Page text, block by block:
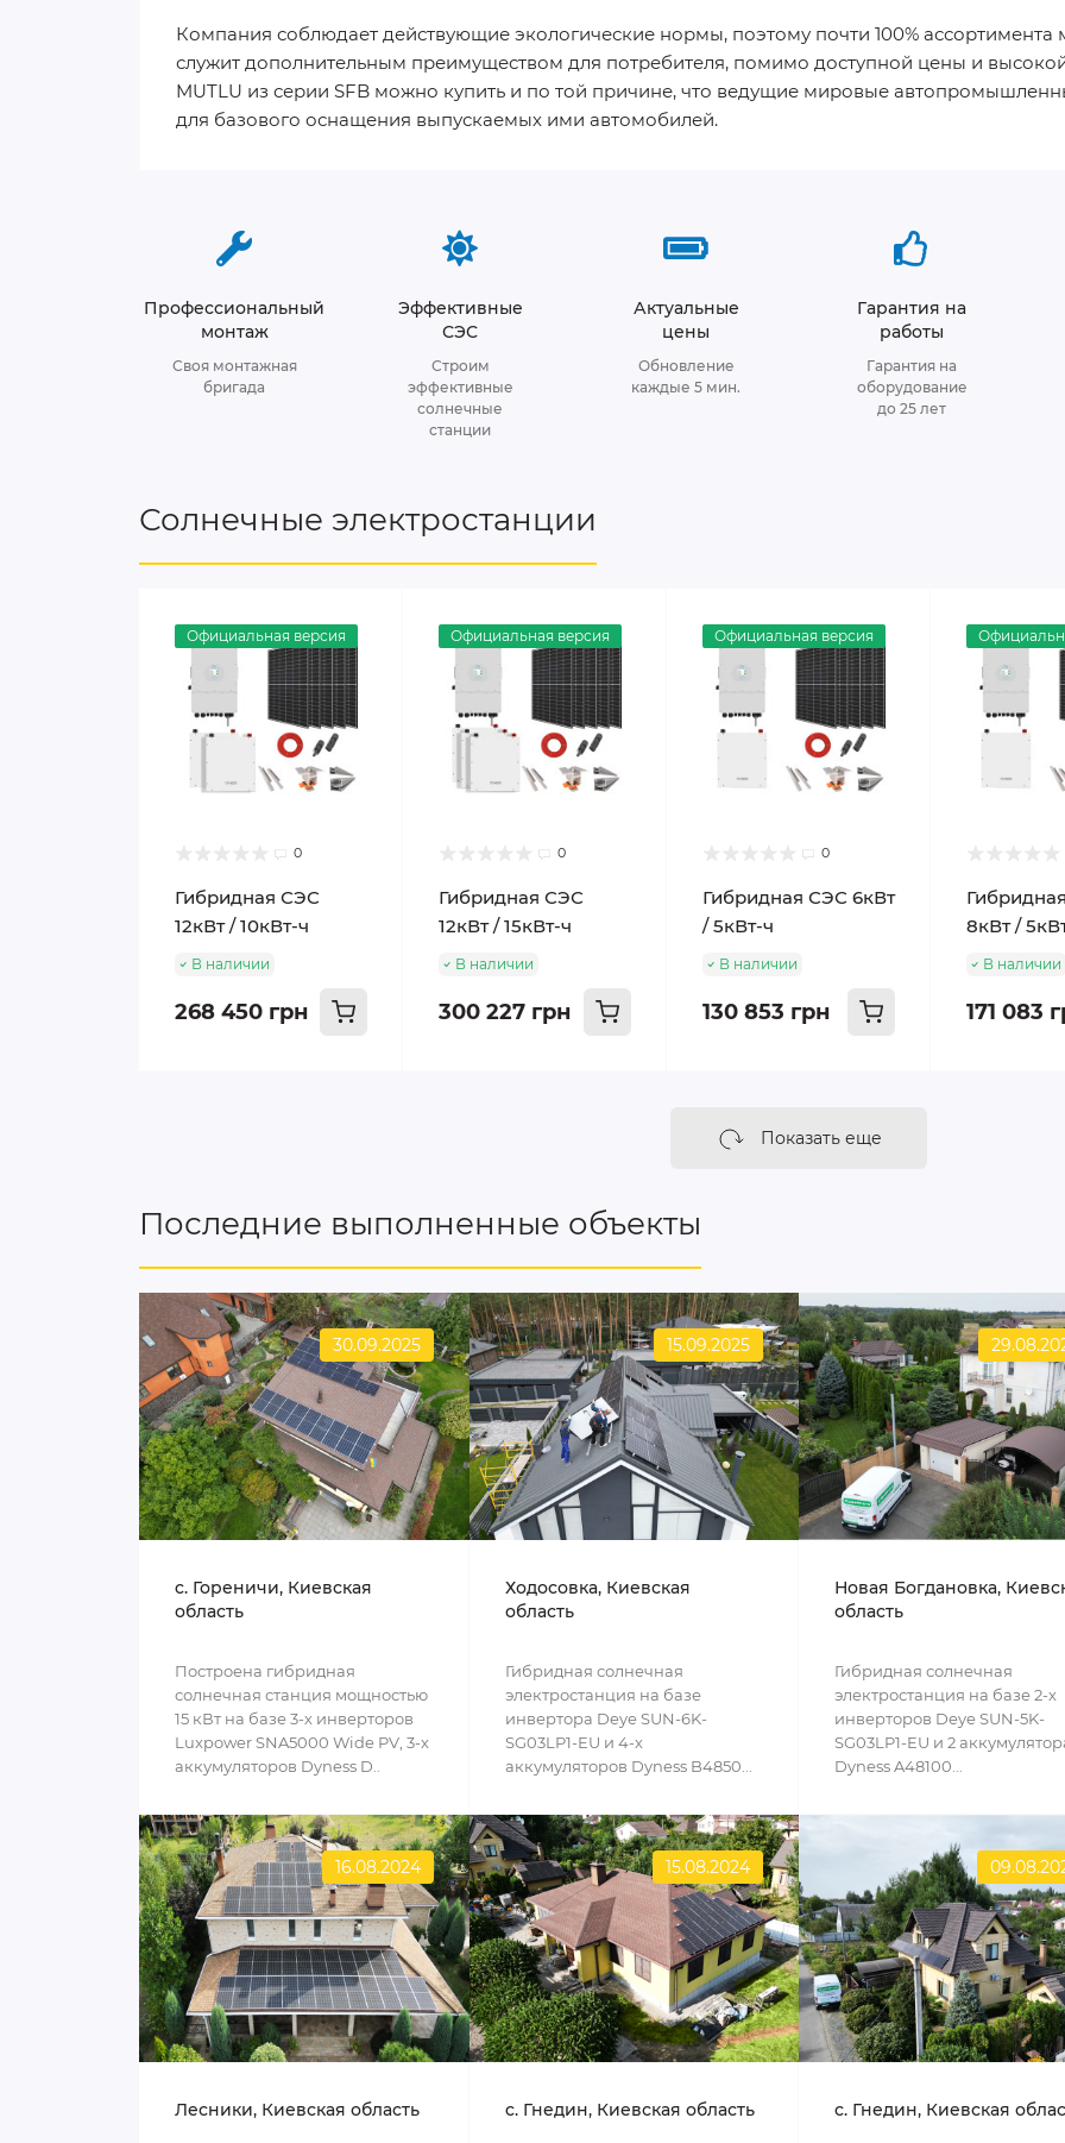
Компания соблюдает действующие экологические нормы, поэтому почти 100% ассортимента
служит дополнительным преимуществом для потребителя, помимо доступной цены и
MUTLU из серии SFB можно купить и по той причине, что ведущие мировые
для базового оснащения выпускаемых ими автомобилей.
Профессиональный
монтаж
Своя монтажная
бригада
Эффективные
СЭС
Строим
эффективные
солнечные
станции
Актуальные
цены
Обновление
каждые 5 мин.
Гарантия на
работы
Гарантия на
оборудование
до 25 лет
Солнечные электростанции
Официальная версия
0
Гибридная СЭС
12кВт / 10кВт-ч
В наличии
268 450 грн
Официальная версия
0
Гибридная СЭС
12кВт / 15кВт-ч
В наличии
300 227 грн
Официальная версия
0
Гибридная СЭС 6кВт
/ 5кВт-ч
В наличии
130 853 грн
8кВт /
В наличии
171 083
Показать еще
Последние выполненные объекты
30.09.2025
c. Гореничи, Киевская
область
Построена гибридная
солнечная станция мощностью
15 кВт на базе 3-х инверторов
Luxpower SNA5000 Wide PV, 3-х
аккумуляторов Dyness D..
15.09.2025
Ходосовка, Киевская
область
Гибридная солнечная
электростанция на базе
инвертора Deye SUN-6K-
SG03LP1-EU и 4-х
аккумуляторов Dyness B4850...
Новая Богдановка,
область
Гибридная солнечная
электростанция на базе 2-х
инверторов Deye SUN-5K-
SG03LP1-EU и 2
Dyness A48100...
16.08.2024
Лесники, Киевская область
15.08.2024
c. Гнедин, Киевская область с. Гнедин, Киевская